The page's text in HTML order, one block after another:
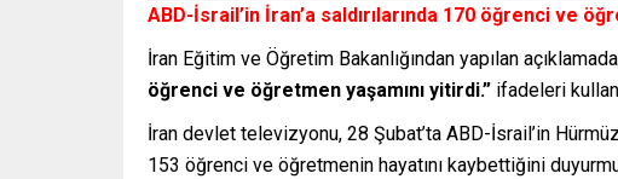
ABD-İsrail’in İran’a saldırılarında 170 öğrenci ve
İran Eğitim ve Öğretim Bakanlığından yapılan
öğrenci ve öğretmen yaşamını yitirdi.” ifadeleri
İran devlet televizyonu, 28 Şubat’ta ABD-İsrail’in
153 öğrenci ve öğretmenin hayatını kaybettiğini